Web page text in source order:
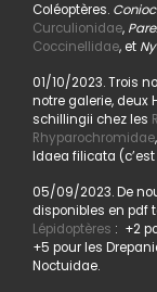
Coléoptères.
Curculionidae,
Coccinellidae, et
01/10/2023. Trois
notre galerie, deux
schillingii chez les
Rhyparochromidae
Idaea filicata
05/09/2023. De
disponibles en pdf
Lépidoptères : +2
+5 pour les
Noctuidae.